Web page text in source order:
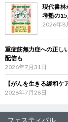
現代書
考塾の
2026年8
重症筋無力症への正し
配信も
2026年7月31日
【がんを生きる緩和
2026年7月28日
フェスティバル